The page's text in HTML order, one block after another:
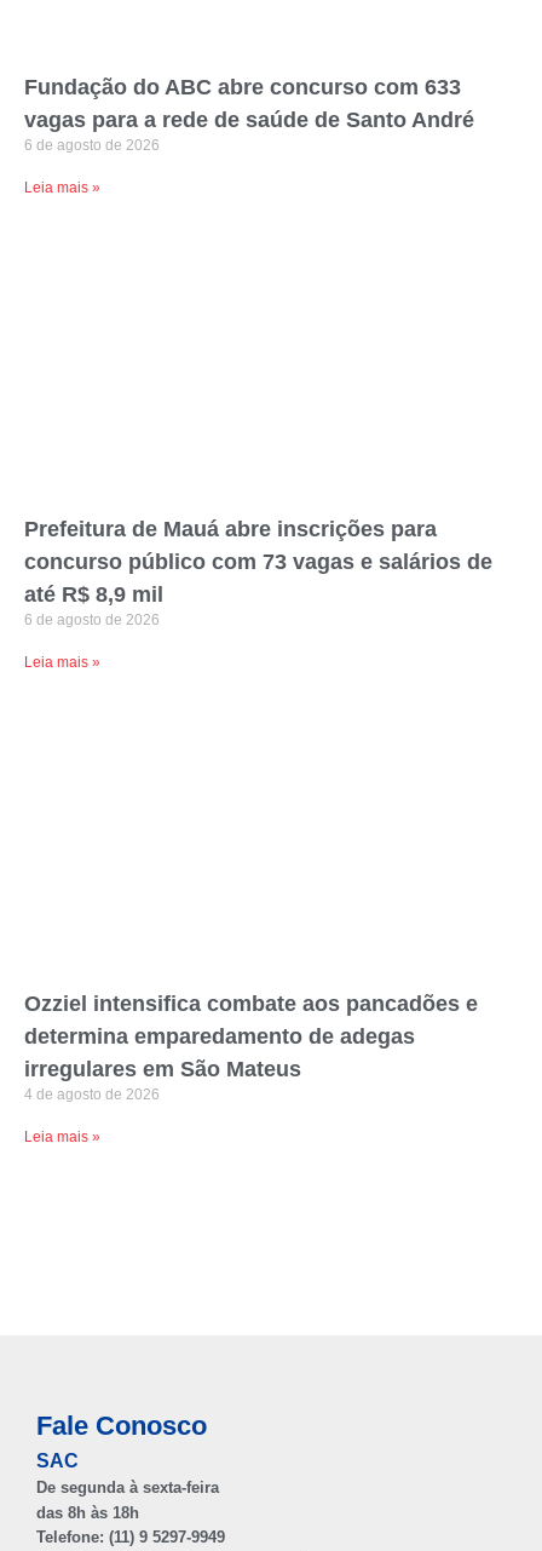
Fundação do ABC abre concurso com 633
vagas para a rede de saúde de Santo André
6 de agosto de 2026
Leia mais »
Prefeitura de Mauá abre inscrições para
concurso público com 73 vagas e salários de
até R$ 8,9 mil
6 de agosto de 2026
Leia mais »
Ozziel intensifica combate aos pancadões e
determina emparedamento de adegas
irregulares em São Mateus
4 de agosto de 2026
Leia mais »
Fale Conosco
SAC
De segunda à sexta-feira
das 8h às 18h
Telefone: (11) 9 5297-9949